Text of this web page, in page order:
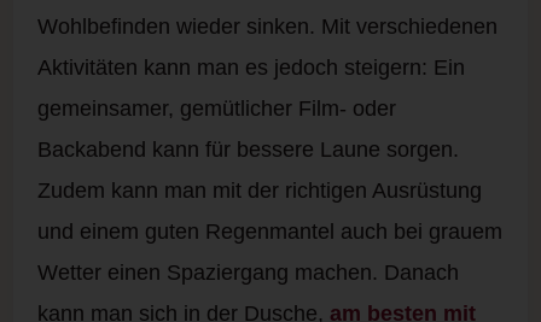
Wohlbefinden wieder sinken. Mit verschiedenen
Aktivitäten kann man es jedoch steigern: Ein
gemeinsamer, gemütlicher Film- oder
Backabend kann für bessere Laune sorgen.
Zudem kann man mit der richtigen Ausrüstung
und einem guten Regenmantel auch bei grauem
Wetter einen Spaziergang machen. Danach
kann man sich in der Dusche, am besten mit